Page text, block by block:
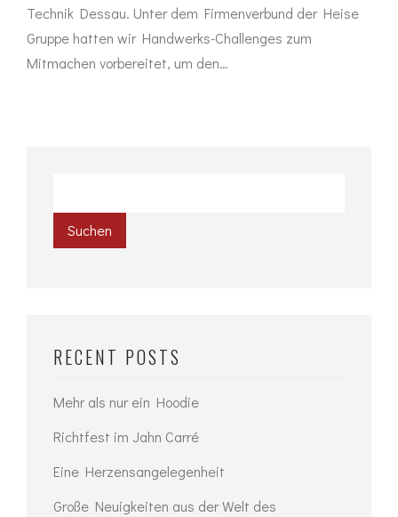
Technik Dessau. Unter dem Firmenverbund der Heise
Gruppe hatten wir Handwerks-Challenges zum
Mitmachen vorbereitet, um den…
Suchen
RECENT POSTS
Mehr als nur ein Hoodie
Richtfest im Jahn Carré
Eine Herzensangelegenheit
Große Neuigkeiten aus der Welt des